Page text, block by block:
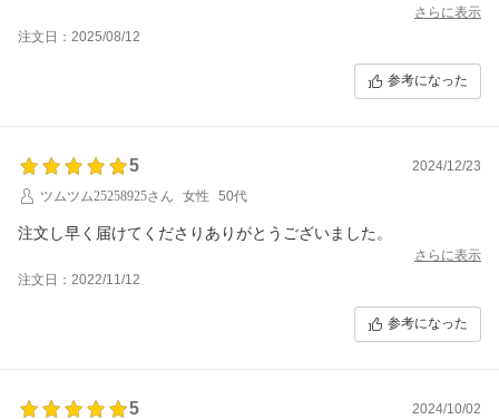
さらに表示
注文日：2025/08/12
参考になった
5
2024/12/23
ツムツム25258925さん
女性 50代
注文し早く届けてくださりありがとうございました。
さらに表示
注文日：2022/11/12
参考になった
5
2024/10/02